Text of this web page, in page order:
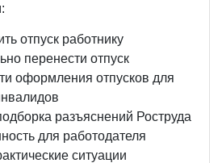
отпуск работнику
перенести отпуск
оформления отпусков для
разъяснений Роструда
для работодателя
ситуации